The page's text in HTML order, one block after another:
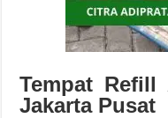
Tempat Refill
Jakarta Pusat